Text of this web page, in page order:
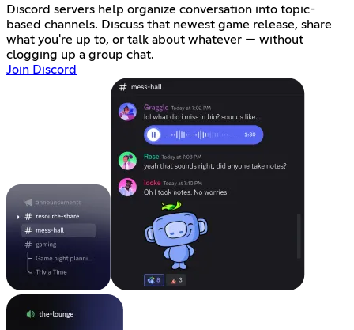
Discord servers help organize conversation into topic-
based channels. Discuss that newest game release, share
what you're up to, or talk about whatever — without
clogging up a group chat.
Join Discord